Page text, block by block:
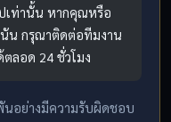
เท่านั้น หากคุณหรือ
น กรุณาติดต่อทีมงาน
ลอด 24 ชั่วโมง
นอย่างมีความรับผิดชอบ